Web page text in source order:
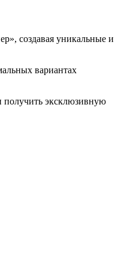
создавая уникальные и
вариантах
получить эксклюзивную